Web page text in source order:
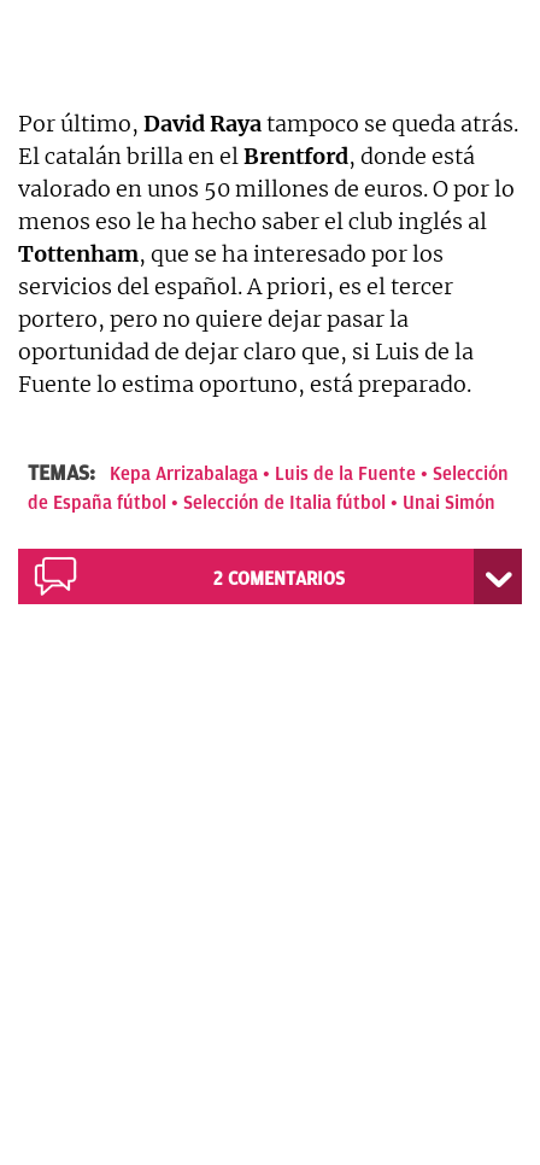
Por último, David Rayatampoco se queda atrás.
El catalán brilla en elBrentford, donde está
valorado en unos 50 millones de euros. O por lo
menos eso le ha hecho saber el club inglés al
Tottenham, que se ha interesado por los
servicios del español. A priori, es el tercer
portero, pero no quiere dejar pasar la
oportunidad de dejar claro que, si Luis de la
Fuente lo estima oportuno, está preparado.
TEMAS: Kepa Arrizabalaga Luis de la Fuente
Selección
de España fútbol
Selección de Italia fútbol Unai Simón
2 COMENTARIOS